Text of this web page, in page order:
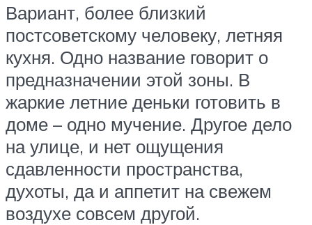
Вариант, более близкий
постсоветскому человеку, летняя
кухня. Одно название говорит о
предназначении этой зоны. В
жаркие летние деньки готовить в
доме – одно мучение. Другое дело
на улице, и нет ощущения
сдавленности пространства,
духоты, да и аппетит на свежем
воздухе совсем другой.